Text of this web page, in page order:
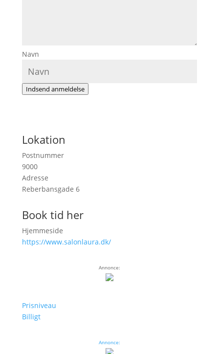
Navn
Indsend anmeldelse
Lokation
Postnummer
9000
Adresse
Reberbansgade 6
Book tid her
Hjemmeside
https://www.salonlaura.dk/
Annonce:
Prisniveau
Billigt
Annonce: